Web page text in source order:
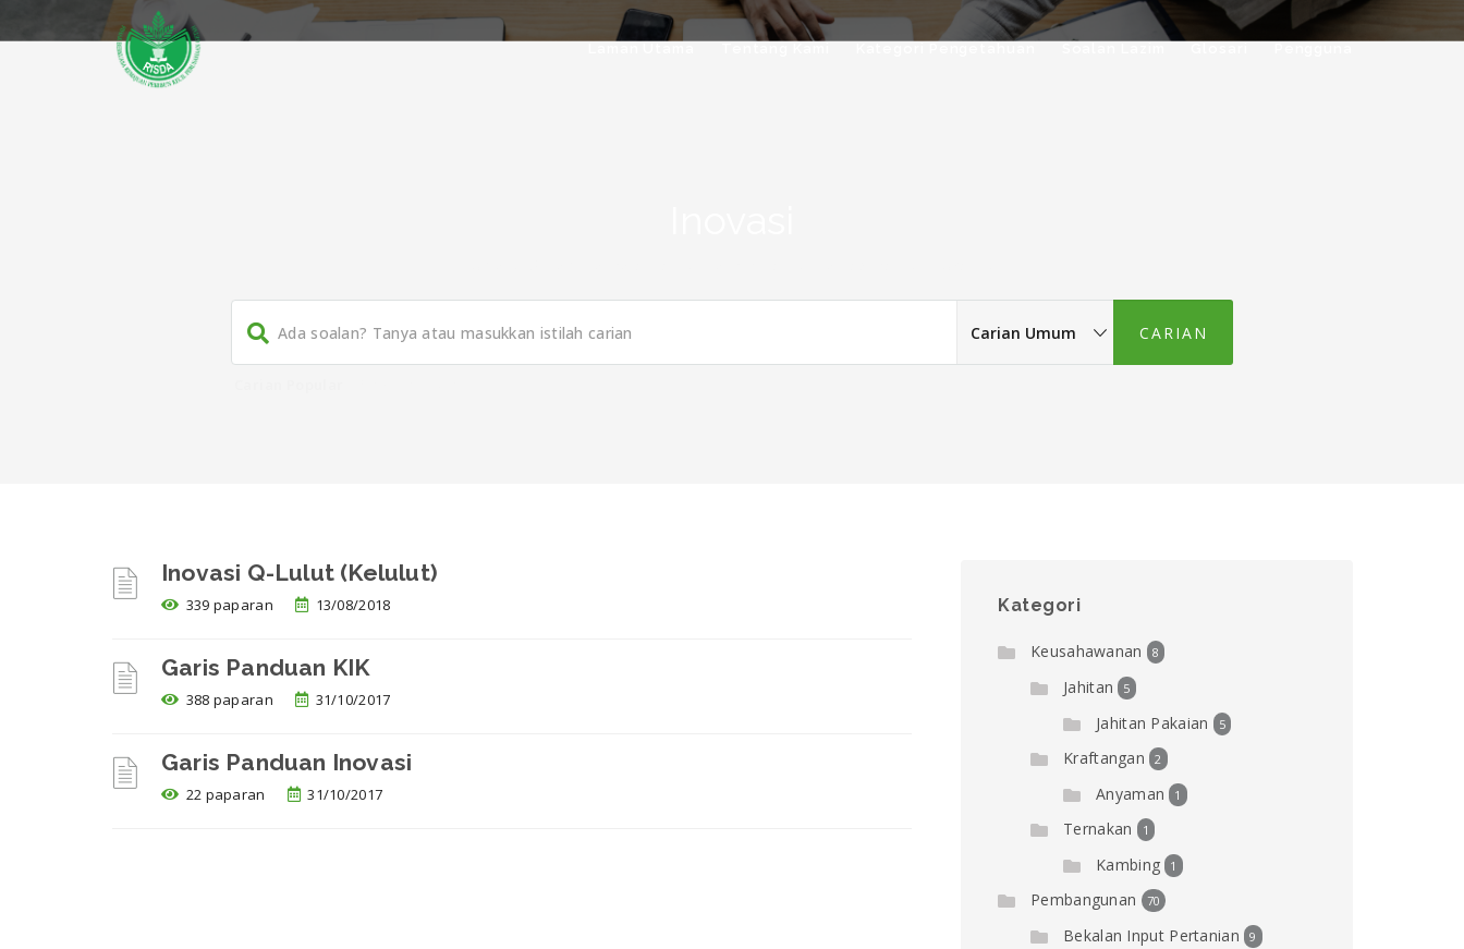
Inovasi Q-Lulut (Kelulut)
339 paparan 13/08/2018
Garis Panduan KIK
388 paparan 31/10/2017
Garis Panduan Inovasi
22 paparan 31/10/2017
Kategori
Keusahawanan 8
Jahitan 5
Jahitan Pakaian 5
Kraftangan 2
Anyaman 1
Ternakan 1
Kambing 1
Pembangunan 70
Bekalan Input Pertanian 9